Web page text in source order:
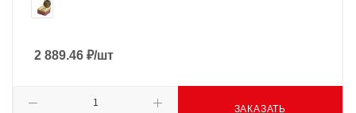
2 889.46 ₽/шт
ЗАКАЗАТЬ